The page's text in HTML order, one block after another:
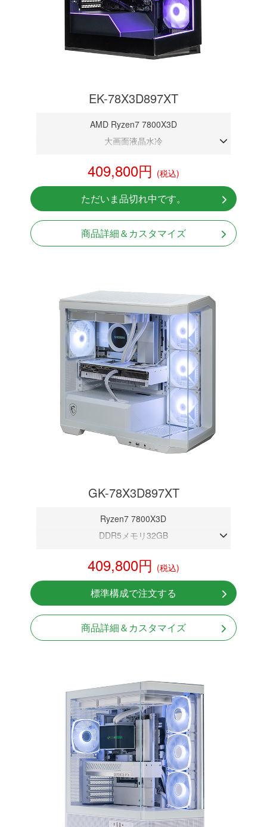
EK-78X3D897XT
AMD Ryzen7 7800X3D
大画面液晶水冷
RX9070XT 16G
NVMeSSD 1TB
無線LAN Bluetooth対応
Windows11 Home 64bit
409,800円 (税込)
ただいま品切れ中です。
商品詳細＆カスタマイズ
GK-78X3D897XT
Ryzen7 7800X3D
DDR5メモリ32GB
NVMeSSD 1TB
無線LAN Bluetooth対応
Windows11 Home 64bit
409,800円 (税込)
標準構成で注文する
商品詳細＆カスタマイズ